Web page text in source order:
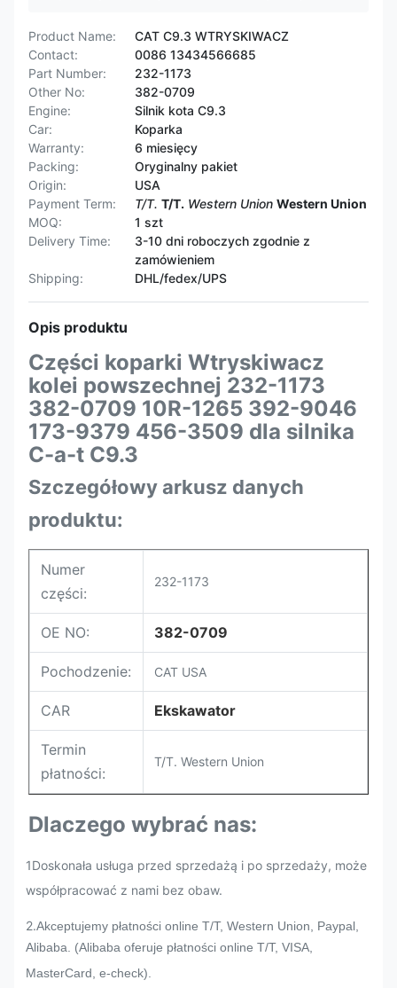
Product Name:
CAT C9.3 WTRYSKIWACZ
Contact:
0086 13434566685
Part Number:
232-1173
Other No:
382-0709
Engine:
Silnik kota C9.3
Car:
Koparka
Warranty:
6 miesięcy
Packing:
Oryginalny pakiet
Origin:
USA
Payment Term:
T/T. T/T. Western Union Western Union
MOQ:
1 szt
Delivery Time:
3-10 dni roboczych zgodnie z
zamówieniem
Shipping:
DHL/fedex/UPS
Opis produktu
Części koparki Wtryskiwacz
kolei powszechnej 232-1173
382-0709 10R-1265 392-9046
173-9379 456-3509 dla silnika
C-a-t C9.3
Szczegółowy arkusz danych
produktu:
Numer
części:
232-1173
OE NO: 382-0709
Pochodzenie: CAT USA
CAR Ekskawator
Termin
płatności:
T/T. Western Union
Dlaczego wybrać nas:
1Doskonała usługa przed sprzedażą i po sprzedaży, może
współpracować z nami bez obaw.
2.Akceptujemy płatności online T/T, Western Union, Paypal,
Alibaba. (Alibaba oferuje płatności online T/T, VISA,
MasterCard, e-check).